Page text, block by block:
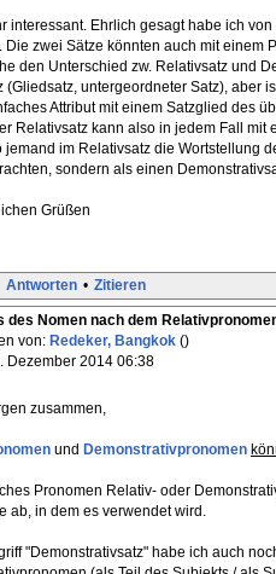
interessant. Ehrlich gesagt habe ich
Die zwei Sätze könnten auch mit einem
den Unterschied zw. Relativsatz und
(Gliedsatz, untergeordneter Satz), aber
Attribut mit einem Satzglied des
Relativsatz kann also in jedem Fall
jemand im Relativsatz die Wortstellung
sondern als einen
Grüßen
Antworten • Zitieren
des Nomen nach dem
von: Redeker, Bangkok ()
Dezember 2014 06:38
zusammen,
und Demonstrativpronomen
Pronomen Relativ- oder
ab, in dem es verwendet wird.
"Demonstrativsatz" habe ich auch